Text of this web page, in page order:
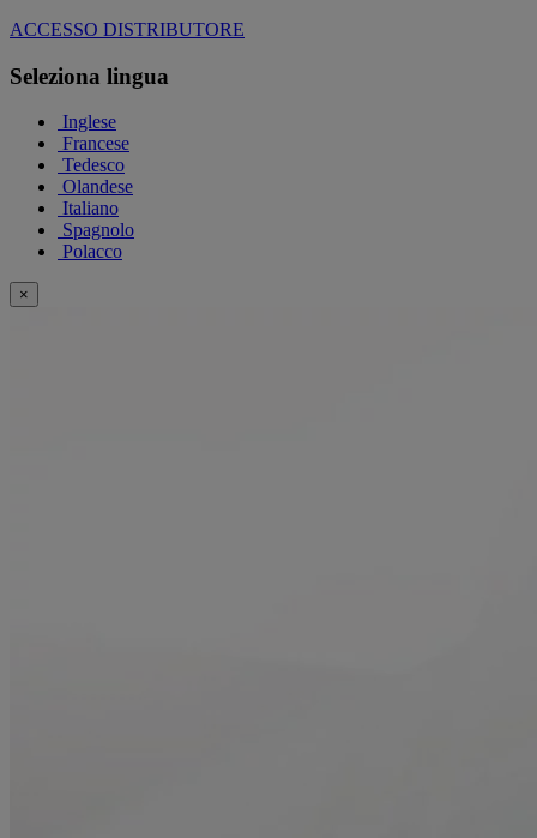
ACCESSO DISTRIBUTORE
Seleziona lingua
Inglese
Francese
Tedesco
Olandese
Italiano
Spagnolo
Polacco
×